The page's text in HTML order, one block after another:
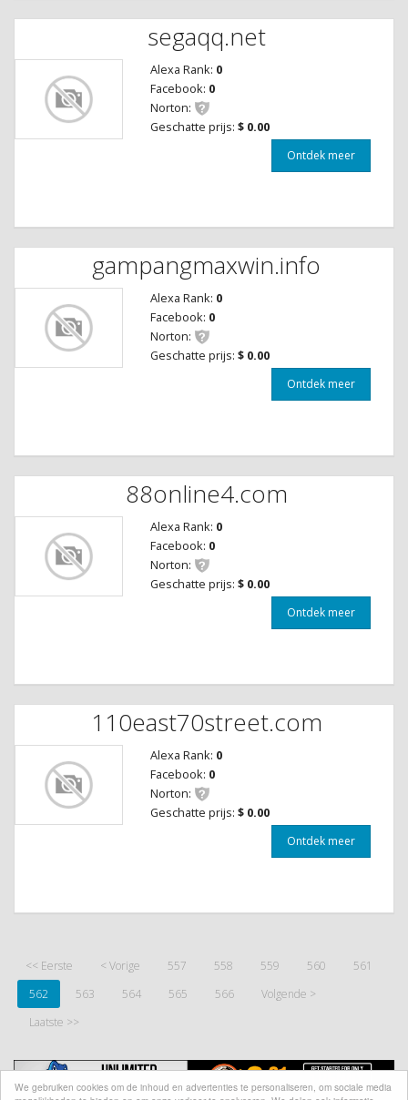
We gebruiken cookies om de inhoud en advertenties te personaliseren, om sociale media
segaqq.net
Alexa Rank: 0
Facebook: 0
Norton:
Geschatte prijs: $ 0.00
Ontdek meer
gampangmaxwin.info
Alexa Rank: 0
Facebook: 0
Norton:
Geschatte prijs: $ 0.00
Ontdek meer
88online4.com
Alexa Rank: 0
Facebook: 0
Norton:
Geschatte prijs: $ 0.00
Ontdek meer
110east70street.com
Alexa Rank: 0
Facebook: 0
Norton:
Geschatte prijs: $ 0.00
Ontdek meer
<< Eerste < Vorige 557 558 559 560
561
562
563 564 565 566
Volgende >
Laatste >>